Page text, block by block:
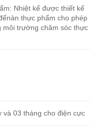
Nhiệt kế được thiết kế
thực phẩm cho phép
môi trường chăm sóc thực
và 03 tháng cho điện cực